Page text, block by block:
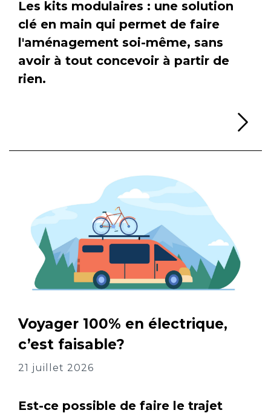
Les kits modulaires : une solution
clé en main qui permet de faire
l'aménagement soi-même, sans
avoir à tout concevoir à partir de
rien.
Voyager 100% en électrique,
c’est faisable?
21 juillet 2026
Est-ce possible de faire le trajet